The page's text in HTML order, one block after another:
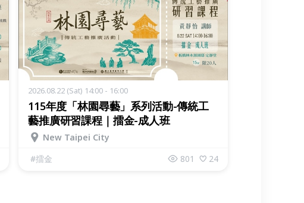
2026.08.22 (Sat) 14:00 - 16:00
115年度「林園尋藝」系列活動-傳統工
藝推廣研習課程｜擂金-成人班
New Taipei City
#擂金 801 24